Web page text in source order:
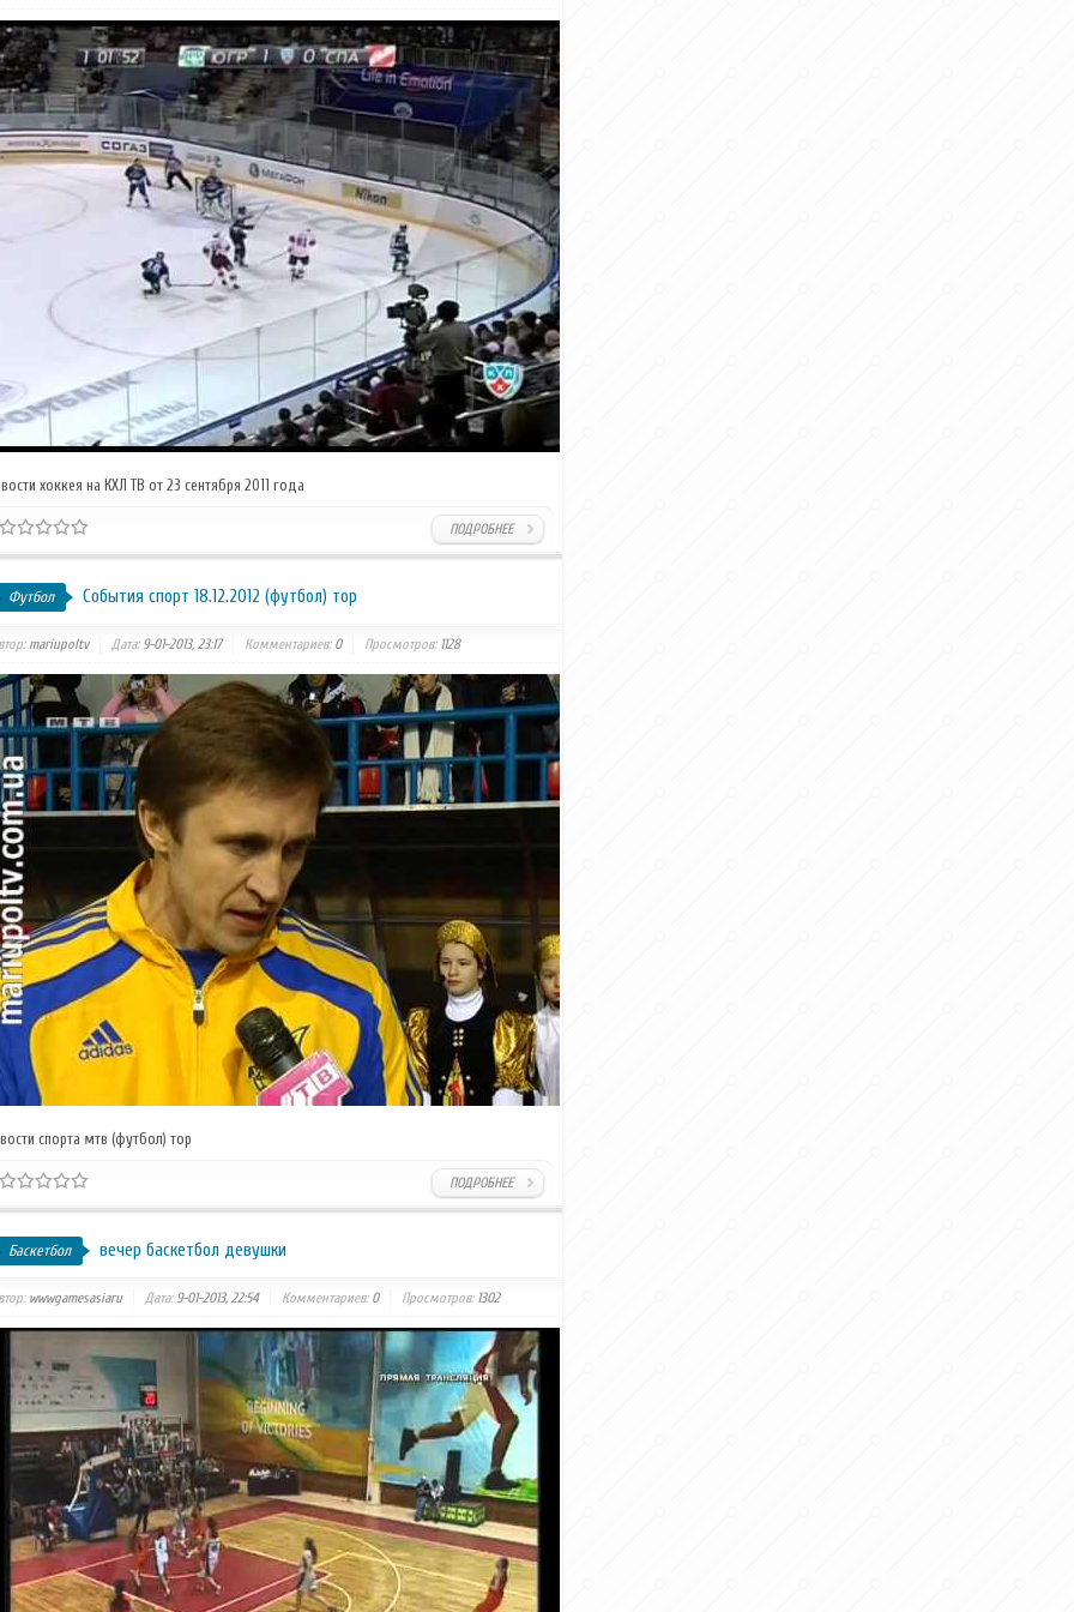
хоккея на КХЛ ТВ от 23 сентября 2011 года
ПОДРОБНЕЕ
Футбол События спорт 18.12.2012 (футбол) тор
mariupoltv Дата:9-01-2013, 23:17 Комментариев:0 Просмотров:1128
спорта мтв (футбол) тор
ПОДРОБНЕЕ
Баскетбол вечер баскетбол девушки
wwwgamesasiaru Дата:9-01-2013, 22:54 Комментариев:0 Просмотров:1302